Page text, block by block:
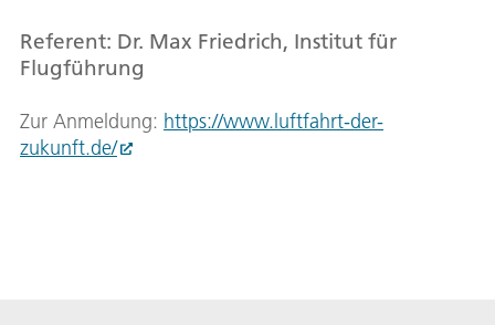
Referent: Dr. Max Friedrich, Institut für
Flugführung
Zur Anmeldung: https://www.luftfahrt-der-
zukunft.de/